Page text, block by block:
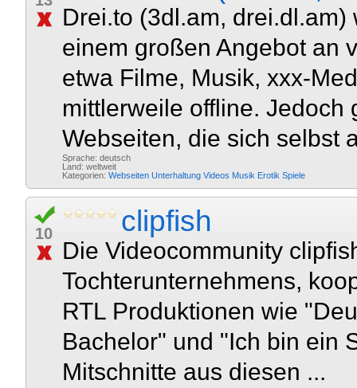
Drei.to (3dl.am,
einem großen Angebot an
etwa Filme, Musik, xxx-
mittlerweile offline. Jedoch
Webseiten, die sich selbst
Sprache: deutsch
Land: weltweit
Kategorien: Webseiten Unterhaltung Videos Musik Erotik Spiele
10 clipfish
Die Videocommunity
Tochterunternehmens,
RTL Produktionen wie
Bachelor" und "Ich bin ein
Mitschnitte aus diesen ...